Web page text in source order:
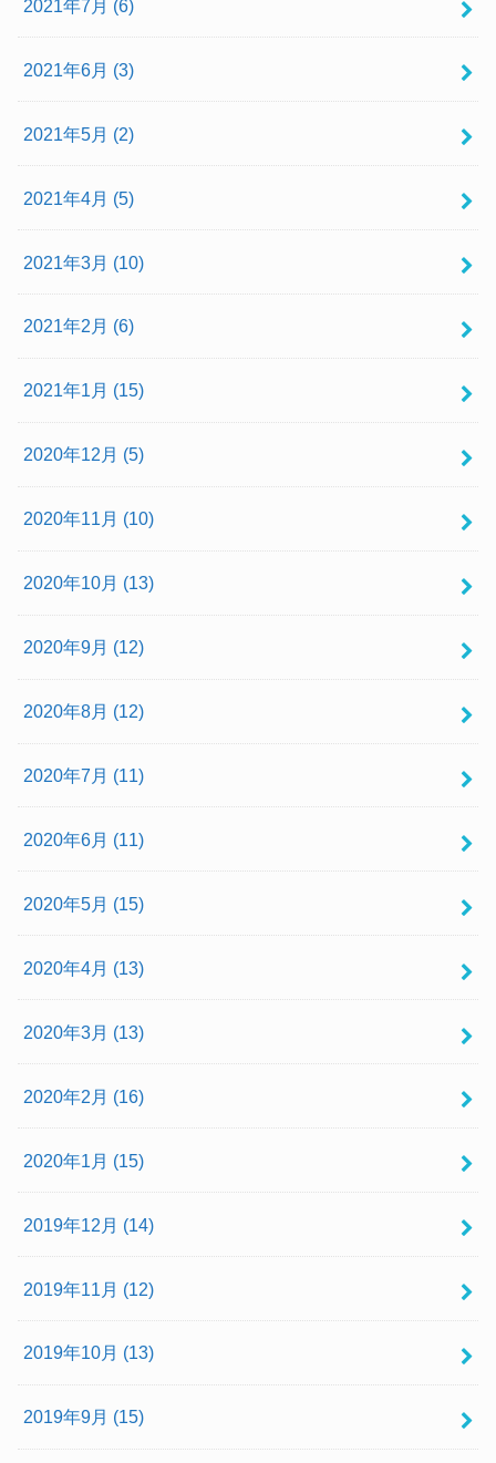
2021年7月 (6)
2021年6月 (3)
2021年5月 (2)
2021年4月 (5)
2021年3月 (10)
2021年2月 (6)
2021年1月 (15)
2020年12月 (5)
2020年11月 (10)
2020年10月 (13)
2020年9月 (12)
2020年8月 (12)
2020年7月 (11)
2020年6月 (11)
2020年5月 (15)
2020年4月 (13)
2020年3月 (13)
2020年2月 (16)
2020年1月 (15)
2019年12月 (14)
2019年11月 (12)
2019年10月 (13)
2019年9月 (15)